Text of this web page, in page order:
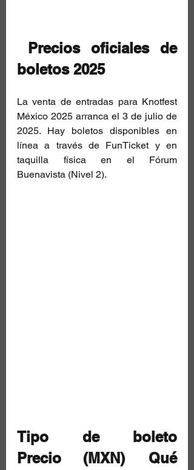
boletos 2025
La venta de entradas para Knotfest
México 2025 arranca el 3 de julio de
2025. Hay boletos disponibles en
línea a través de FunTicket y en
taquilla física en el Fórum
Buenavista (Nivel 2).
Tipo de boleto
Precio (MXN)	Qué